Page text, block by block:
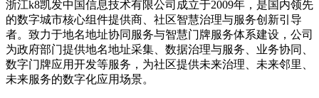
浙江k8凯发中国信息技术有限公司成立于2009年，是国内领先
的数字城市核心组件提供商、社区智慧治理与服务创新引导
者。致力于地名地址协同服务与智慧门牌服务体系建设，公司
为政府部门提供地名地址采集、数据治理与服务、业务协同、
数字门牌应用开发等服务，为社区提供未来治理、未来邻里、
未来服务的数字化应用场景。